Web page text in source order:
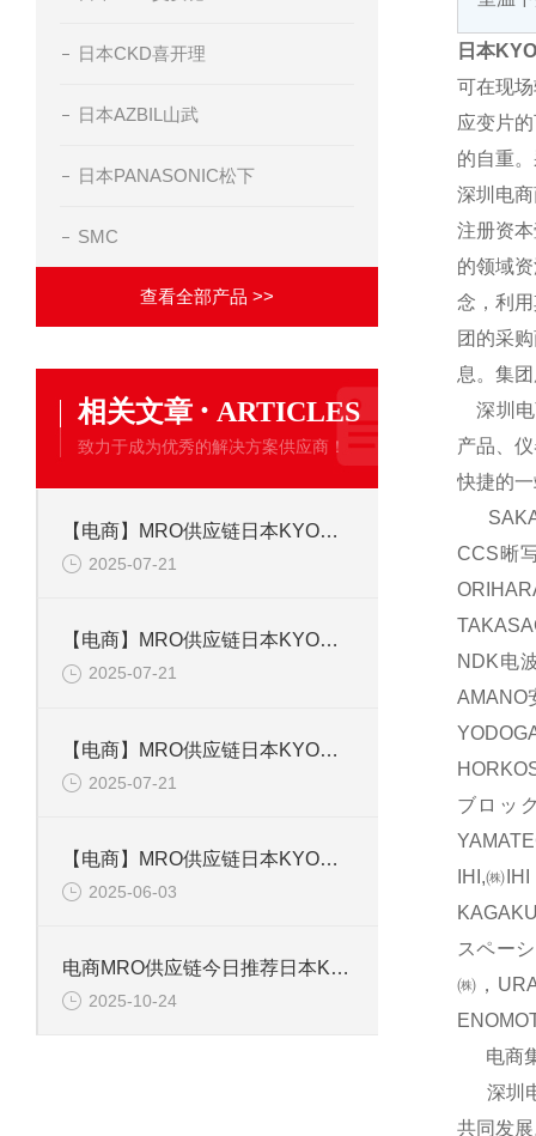
日本CKD喜开理
日本AZBIL山武
日本PANASONIC松下
SMC
查看全部产品 >>
相关文章 · ARTICLES
致力于成为优秀的解决方案供应商！
【电商】MRO供应链日本KYOWA共和 应变片 KFGS-1-350-C1-23L5M3R
2025-07-21
【电商】MRO供应链日本KYOWA共和 应变片 KFGS-1-120-D16-11L5M3S
2025-07-21
【电商】MRO供应链日本KYOWA共和 通用箔式应变片KFGS-2-350-D1-23
2025-07-21
【电商】MRO供应链日本KYOWA共和 小型通用显示器WGI-400A-00E
2025-06-03
电商MRO供应链今日推荐日本KYOWA共和电业应变片KFGS-1-120-D17-11 L3M2S
2025-10-24
日本
可在现
应变片
的自重
深圳电
注册资
的领域
念，利
团的采
息。集
深圳电
产品、
快捷的
CCS晰
NDK电
AMANO
ブロッ
IHI,㈱
スペー
㈱，
电商集
深圳电
共同发